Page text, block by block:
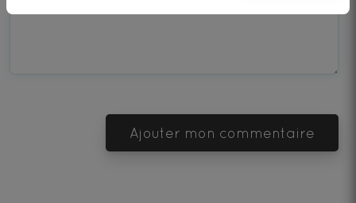
Ajouter mon commentaire